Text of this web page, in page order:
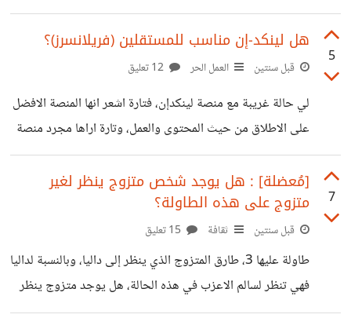
"ثريدز" وبظهره شركة ميتا، لم يستطع بعد الدخول في الصراع.
في نفس الوقت، نحن كعرب للاسف نعاني كثيرا من تلك
المنصات، فلا نستطيع التكلم بحرية، بل ان انستجرام كان يلغى
لذا الا يمكن انشاء منصة تواصل اجتماعي عربية؟ اصلا كيف
يمكن ذلك، انشاء منصة تواصل اجتماعي جديدة صعب،ولن
يمكنها
5
هل لينكد-إن مناسب للمستقلين (فريلانسرز)؟
قبل سنتين العمل الحر
لي حالة غريبة مع منصة لينكدإن، فتارة اشعر انها المنصة الافضل
على الاطلاق من حيث المحتوى والعمل، وتارة اراها مجرد منصة
للاعلانات, فكل منشور تراه ما هو إلا إعلان لخدمة او إعلان
شخصي او اعلان بحث عن وظيفة او إعلان توظيف. ولكن ذلك
كله لا يخفي قيمته في المحتوى والعمل، ولكن هل هو بالفعل
مناسب لنا كمستقلين؟ الفارق بين المستقل والموظف التقليدي
العديد من الامور، اهمها ان الموظف يحتاج إلى سيرة ذاتية (cv)،
ولكن المستقل يستخدم معرض الاعمال، وفي نفس
7
[مُعضلة] : هل يوجد شخص متزوج ينظر لغير
متزوج على هذه الطاولة؟
قبل سنتين ثقافة
طاولة عليها 3، طارق المتزوج الذي ينظر إلى داليا، وبالنسبة لداليا
فهي تنظر لسالم الاعزب في هذه الحالة، هل يوجد متزوج ينظر
لغير متزوج(عازب)؟ فكر للامر للحظة قبل ان اعطيك الاجابة. في